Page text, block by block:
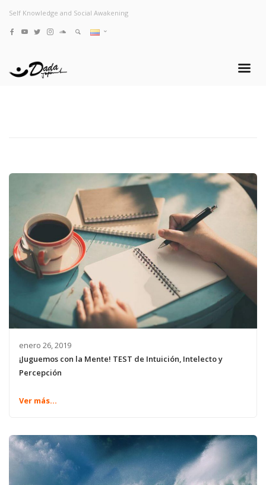
Self Knowledge and Social Awakening
enero 26, 2019
¡Juguemos con la Mente! TEST de Intuición, Intelecto y
Percepción
Ver más...